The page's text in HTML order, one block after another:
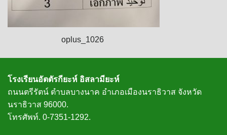
oplus_1026
โรงเรียนอัตตัรกียะห์ อิสลามียะห์
ถนนตรีรัตน์ ตำบลบางนาค อำเภอเมืองนราธิวาส จังหวัด
นราธิวาส 96000.
โทรศัพท์. 0-7351-1292.